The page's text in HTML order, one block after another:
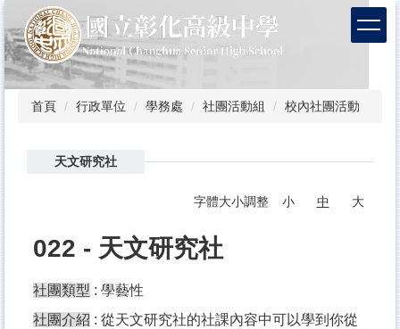
到
主
要
內
首頁 行政單位 學務處 社團活動組 校內社團活動
天文研究社
字體大小調整 小 中 大
022 - 天文研究社
社團類型 : 學藝性
社團介紹 : 從天文研究社的社課內容中可以學到你從